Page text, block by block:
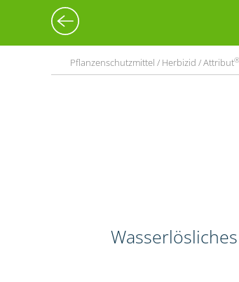
Pflanzenschutzmittel / Herbizid / Attribut®